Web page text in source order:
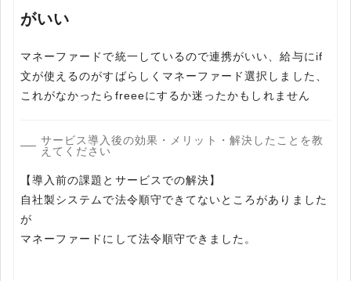
がいい
マネーファードで統一しているので連携がいい、給与にif
文が使えるのがすばらしくマネーファード選択しました、
これがなかったらfreeeにするか迷ったかもしれません
サービス導入後の効果・メリット・解決したことを教
えてください
【導入前の課題とサービスでの解決】
自社製システムで法令順守できてないところがありました
が